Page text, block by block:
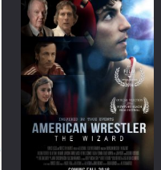
Δράσης
Ελληνικός Κινηματογράφος
Επιβίωσης
Επιστημονικής Φαντασίας
Εποχής
Ευρωπαικός Κινηματογράφος